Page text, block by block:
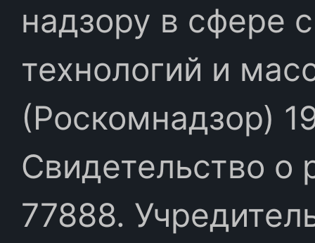
надзору в сфере
технологий и
(Роскомнадзор)
Свидетельство
77888.